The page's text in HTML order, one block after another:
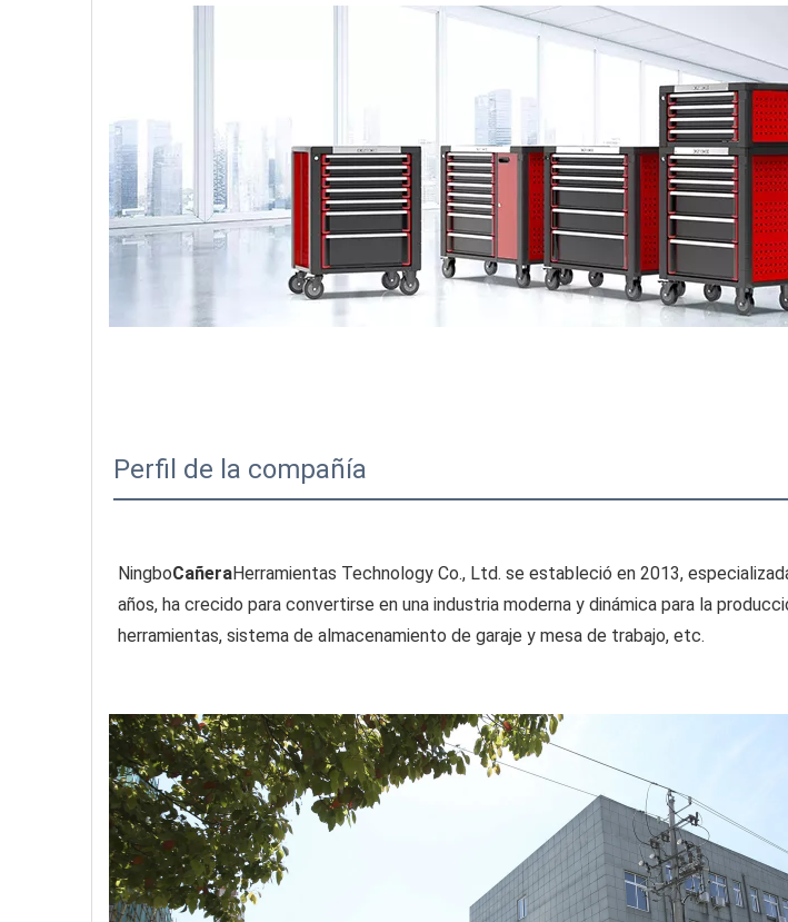
Perfil de la compañía
NingboCañeraHerramientas Technology Co., Ltd. se estableció en 2013,
años, ha crecido para convertirse en una industria moderna y dinámica para la
herramientas, sistema de almacenamiento de garaje y mesa de trabajo, etc.